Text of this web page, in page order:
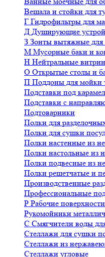
Вешала и стойки для
Г Гидрофильтры для
Д Душирующие
З Зонты вытяжные для
М Мусорные баки и
Н Нейтральные
О Открытые столы и
П Поддоны для мойки
Подставки под
Подставки с
Подтоварники
Полки для
Полки для сушки
Полки настенные из
Полки настольные из
Полки подвесные из
Полки решетчатые и
Производственные
Профессиональные
Р Рабочие поверхности
Рукомойники
С Смягчители воды
Стеллажи для сушки
Стеллажи из
Стеллажи угловые